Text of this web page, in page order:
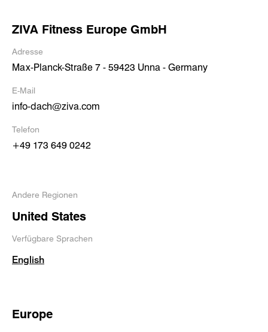
ZIVA Fitness Europe GmbH
Adresse
Max-Planck-Straße 7 - 59423 Unna - Germany
E-Mail
info-dach@ziva.com
Telefon
+49 173 649 0242
Andere Regionen
United States
Verfügbare Sprachen
English
Europe